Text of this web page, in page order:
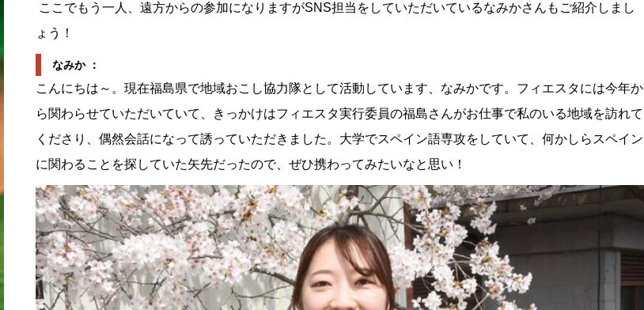
ここでもう一人、遠方からの参加になりますがSNS担当をしていただいているなみかさんもご紹介しまし
ょう！
なみか ：
こんにちは～。現在福島県で地域おこし協力隊として活動しています、なみかです。フィエスタには今年か
ら関わらせていただいていて、きっかけはフィエスタ実行委員の福島さんがお仕事で私のいる地域を訪れて
くださり、偶然会話になって誘っていただきました。大学でスペイン語専攻をしていて、何かしらスペイン
に関わることを探していた矢先だったので、ぜひ携わってみたいなと思い！